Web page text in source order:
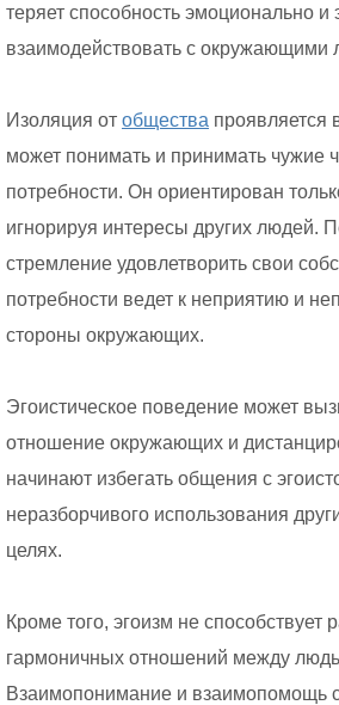
теряет способность эмоционально и
взаимодействовать с окружающими
Изоляция от общества проявляется
может понимать и принимать чужие
потребности. Он ориентирован
игнорируя интересы других людей.
стремление удовлетворить свои
потребности ведет к неприятию и
стороны окружающих.
Эгоистическое поведение может
отношение окружающих и
начинают избегать общения с
неразборчивого использования
целях.
Кроме того, эгоизм не способствует
гармоничных отношений между
Взаимопонимание и взаимопомощь